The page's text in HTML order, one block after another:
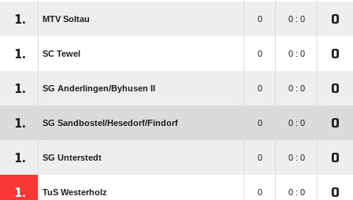
1. MTV Soltau 0 0 : 0 0
1. SC Tewel 0 0 : 0 0
1. SG Anderlingen/​Byhusen II 0 0 : 0 0
1. SG Sandbostel/​Hesedorf/​Findorf 0 0 : 0 0
1. SG Unterstedt 0 0 : 0 0
1. TuS Westerholz 0 0 : 0 0